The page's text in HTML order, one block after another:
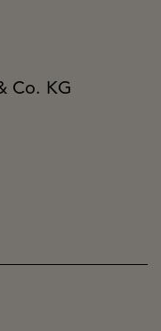
Co. KG